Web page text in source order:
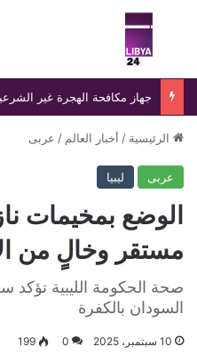
بحث عن
الرئيسية / أخبار العالم / عربى
عربى ليبيا
الوضع بمخيمات
مستقر وخالٍ من
صحة الحكومة الليبية تؤكد
السودان بالكفرة
10 سبتمبر، 2025 0
199